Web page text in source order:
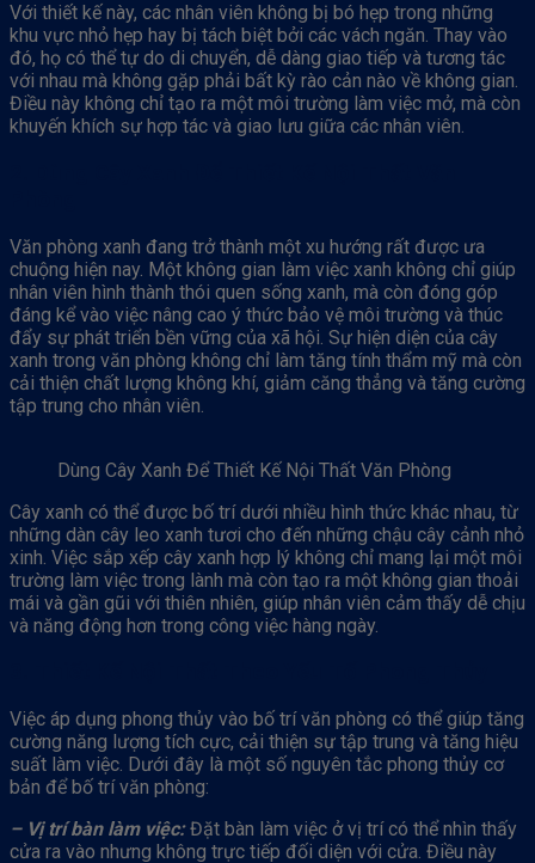
Với thiết kế này, các nhân viên không bị bó hẹp trong những
khu vực nhỏ hẹp hay bị tách biệt bởi các vách ngăn. Thay vào
đó, họ có thể tự do di chuyển, dễ dàng giao tiếp và tương tác
với nhau mà không gặp phải bất kỳ rào cản nào về không gian.
Điều này không chỉ tạo ra một môi trường làm việc mở, mà còn
khuyến khích sự hợp tác và giao lưu giữa các nhân viên.
Văn phòng xanh đang trở thành một xu hướng rất được ưa
chuộng hiện nay. Một không gian làm việc xanh không chỉ giúp
nhân viên hình thành thói quen sống xanh, mà còn đóng góp
đáng kể vào việc nâng cao ý thức bảo vệ môi trường và thúc
đẩy sự phát triển bền vững của xã hội. Sự hiện diện của cây
xanh trong văn phòng không chỉ làm tăng tính thẩm mỹ mà còn
cải thiện chất lượng không khí, giảm căng thẳng và tăng cường
tập trung cho nhân viên.
Dùng Cây Xanh Để Thiết Kế Nội Thất Văn Phòng
Cây xanh có thể được bố trí dưới nhiều hình thức khác nhau, từ
những dàn cây leo xanh tươi cho đến những chậu cây cảnh nhỏ
xinh. Việc sắp xếp cây xanh hợp lý không chỉ mang lại một môi
trường làm việc trong lành mà còn tạo ra một không gian thoải
mái và gần gũi với thiên nhiên, giúp nhân viên cảm thấy dễ chịu
và năng động hơn trong công việc hàng ngày.
Việc áp dụng phong thủy vào bố trí văn phòng có thể giúp tăng
cường năng lượng tích cực, cải thiện sự tập trung và tăng hiệu
suất làm việc. Dưới đây là một số nguyên tắc phong thủy cơ
bản để bố trí văn phòng:
– Vị trí bàn làm việc:Đặt bàn làm việc ở vị trí có thể nhìn thấy
cửa ra vào nhưng không trực tiếp đối diện với cửa. Điều này